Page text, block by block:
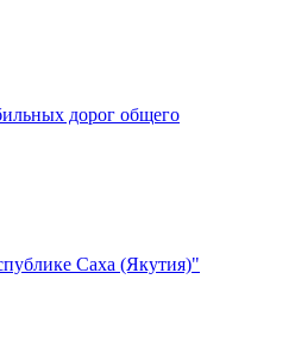
дорог общего
Саха (Якутия)"